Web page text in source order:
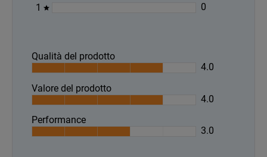
1
0
Qualità del prodotto
4.0
Valore del prodotto
4.0
Performance
3.0